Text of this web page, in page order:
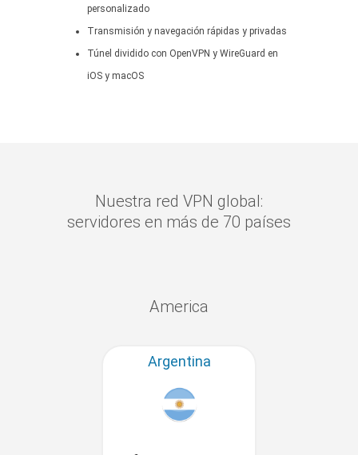
personalizado
Transmisión y navegación rápidas y privadas
Túnel dividido con OpenVPN y WireGuard en
iOS y macOS
Nuestra red VPN global:
servidores en más de 70 países
America
Argentina